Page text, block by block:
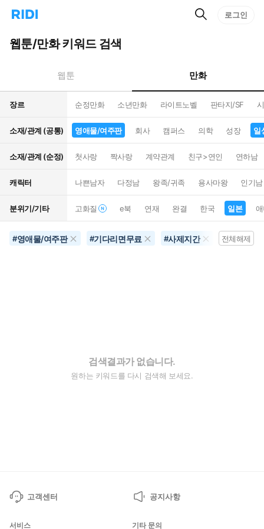
리
홈
으
턴
트
검
로그인
웹툰/만화 키워드 검색
웹툰 만화
장르 순정만화 소년만화 라이트노벨 판타지/SF
소재/관계 (공통) 영애물/여주판 회사 캠퍼스 의학 성장 일
소재/관계 (순정) 첫사랑 짝사랑 계약관계 친구>연인 연하남
캐릭터 나쁜남자 다정남 왕족/귀족 용사마왕 인기남
분위기/기타 고화질 e북 연재 완결 한국 일본
#영애물/여주판 #기다리면무료 #사제지간 #일상
전체해제
검색결과가 없습니다.
원하는 키워드를 다시 검색해 보세요.
고객센터 공지사항
서비스 기타 문의